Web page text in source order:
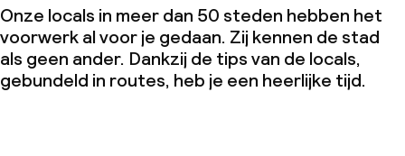
Onze locals in meer dan 50 steden hebben het
voorwerk al voor je gedaan. Zij kennen de stad
als geen ander. Dankzij de tips van de locals,
gebundeld in routes, heb je een heerlijke tijd.